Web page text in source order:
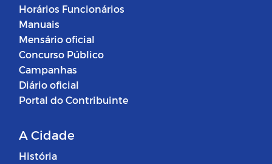
Horários Funcionários
Manuais
Mensário oficial
Concurso Público
Campanhas
Diário oficial
Portal do Contribuinte
A Cidade
História